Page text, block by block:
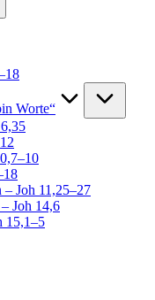
Worte“
Joh 11,25–27
Joh 14,6
15,1–5